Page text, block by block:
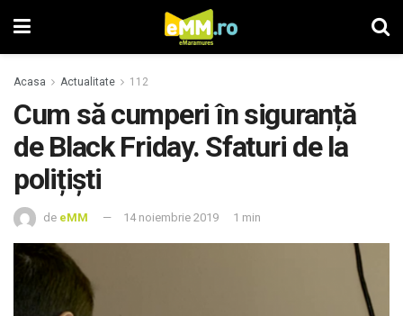
Acasa Actualitate 112
Cum să cumperi în siguranță
de Black Friday. Sfaturi de la
polițiști
de eMM 14 noiembrie 2019 1 min